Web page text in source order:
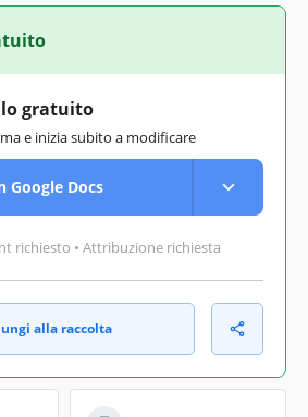
gratuito
e inizia subito a modificare
Google Docs
richiesto • Attribuzione richiesta
alla raccolta